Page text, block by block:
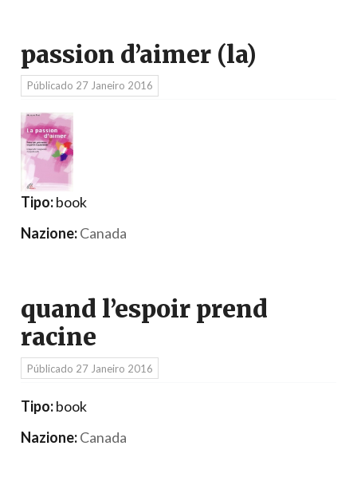
passion d’aimer (la)
Públicado 27 Janeiro 2016
Tipo:book
Nazione:Canada
quand l’espoir prend
racine
Públicado 27 Janeiro 2016
Tipo:book
Nazione:Canada